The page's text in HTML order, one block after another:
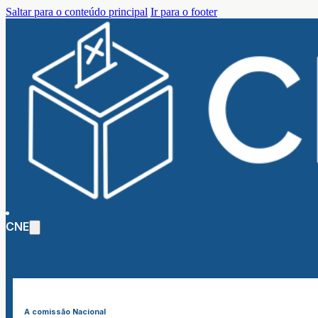
Saltar para o conteúdo principal Ir para o footer
CNE
A comissão Nacional